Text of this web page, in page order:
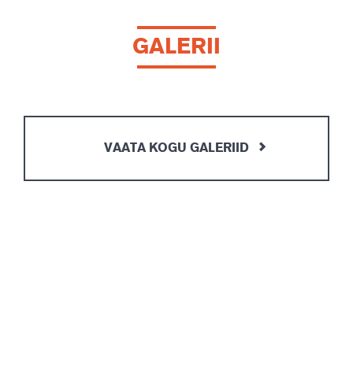
GALERII
VAATA KOGU GALERIID